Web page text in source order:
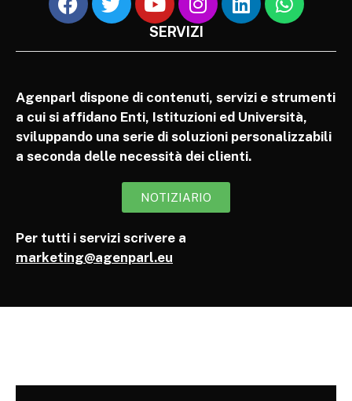
SERVIZI
Agenparl dispone di contenuti, servizi e strumenti
a cui si affidano Enti, Istituzioni ed Università,
sviluppando una serie di soluzioni personalizzabili
a seconda delle necessità dei clienti.
NOTIZIARIO
Per tutti i servizi scrivere a
marketing@agenparl.eu